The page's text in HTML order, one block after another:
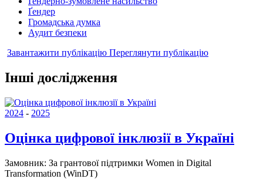
Ґендер
Громадська думка
Аудит безпеки
Завантажити публікацію Переглянути публікацію
Інші дослідження
2024 - 2025
Оцінка цифрової інклюзії в Україні
Замовник: За грантової підтримки Women in Digital
Transformation (WinDT)